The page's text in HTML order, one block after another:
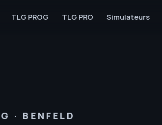
TLG PROG TLG PRO Simulateurs
· BENFELD